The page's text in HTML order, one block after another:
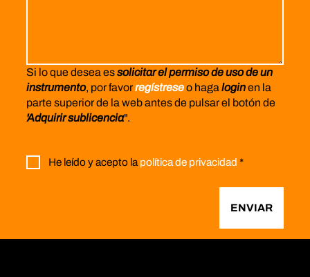
Si lo que desea essolicitar el permiso de uso de un
instrumento, por favorregístreseo haga loginen la
parte superior de la web antes de pulsar el botón de
'Adquirir sublicencia".
He leído y acepto la política de privacidad *
ENVIAR